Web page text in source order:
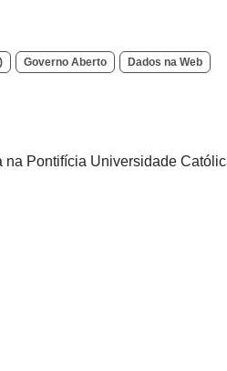
Governo Aberto Dados na Web
Pontifícia Universidade